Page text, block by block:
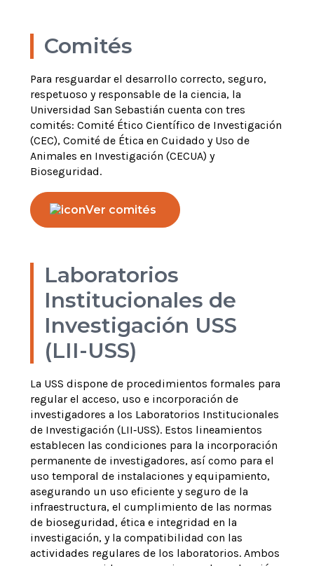
Comités
Para resguardar el desarrollo correcto, seguro,
respetuoso y responsable de la ciencia, la
Universidad San Sebastián cuenta con tres
comités: Comité Ético Científico de Investigación
(CEC), Comité de Ética en Cuidado y Uso de
Animales en Investigación (CECUA) y
Bioseguridad.
Ver comités
Laboratorios
Institucionales de
Investigación USS
(LII-USS)
La USS dispone de procedimientos formales para
regular el acceso, uso e incorporación de
investigadores a los Laboratorios Institucionales
de Investigación (LII‑USS). Estos lineamientos
establecen las condiciones para la incorporación
permanente de investigadores, asícomo para el
uso temporal de instalaciones y equipamiento,
asegurando un uso eficiente y seguro de la
infraestructura, el cumplimiento de las normas
de bioseguridad, ética e integridad en la
investigación, y la compatibilidad con las
actividades regulares de los laboratorios.Ambos